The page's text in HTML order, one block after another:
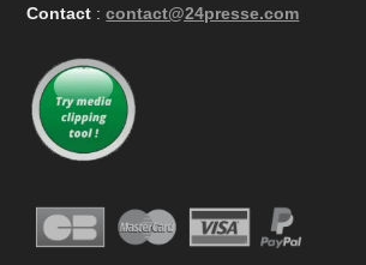
Contact : contact@24presse.com